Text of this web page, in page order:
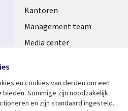
Kantoren
Management team
Media center
en cookies van derden om een
Sommige zijn noodzakelijk
en zijn standaard ingesteld.